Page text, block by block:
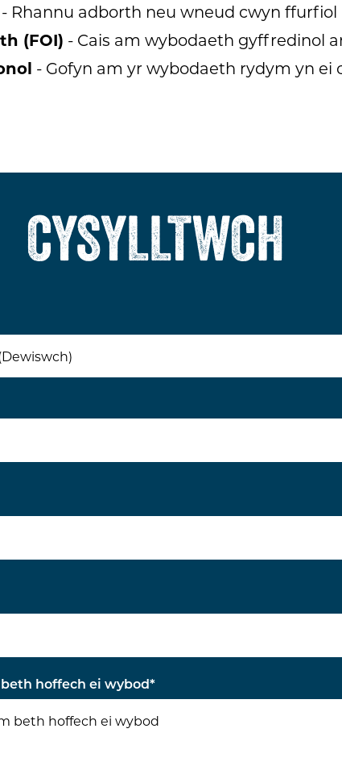
- Rhannu adborth neu wneud cwyn ffurfiol
(FOI) - Cais am wybodaeth gyffredinol
- Gofyn am yr wybodaeth rydym yn ei
CYSYLLTWCH
hoffech ei wybod*